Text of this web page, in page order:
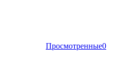
Просмотренные0